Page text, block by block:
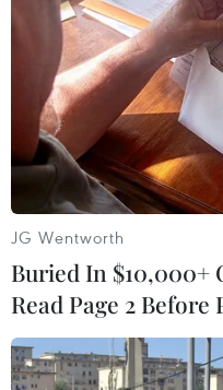
TP.HCM hướng
JG Wentworth
Buried In $10,000+
Read Page 2 Before